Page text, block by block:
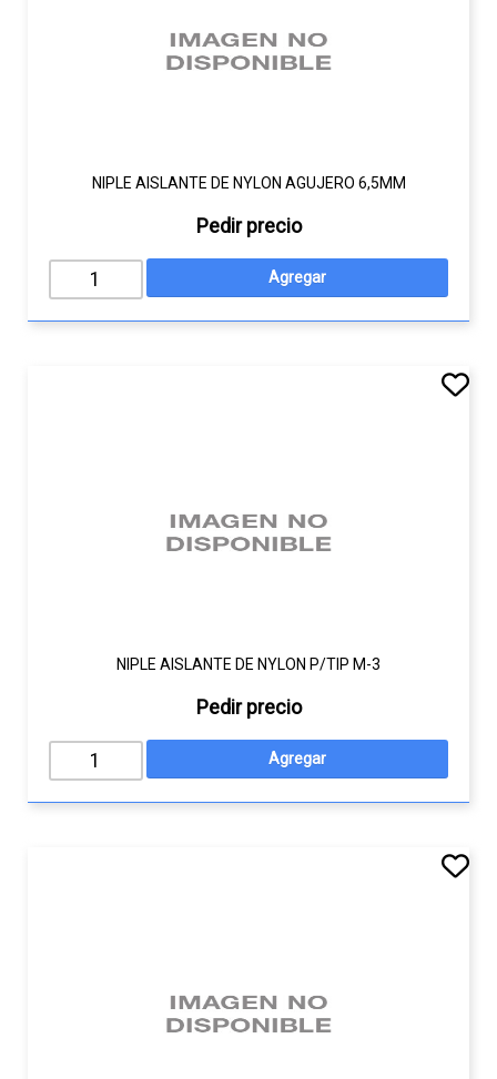
NIPLE AISLANTE DE NYLON AGUJERO 6,5MM
Pedir precio
NIPLE AISLANTE DE NYLON P/TIP M-3
Pedir precio